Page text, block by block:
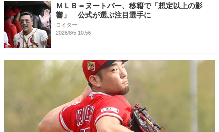
ＭＬＢ＝ヌートバー、移籍で「想定以上の影
響」 公式が選ぶ注目選手に
ロイター
2026/8/5 10:56